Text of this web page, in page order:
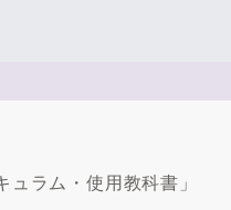
ラム・使用教科書」